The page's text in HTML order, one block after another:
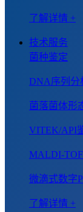
了解详情 +
技术服务
菌种鉴定
DNA序列分
菌落菌体形
VITEK/API
MALDI-
微滴式数字
了解详情 +